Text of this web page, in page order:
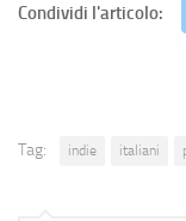
Condividi l'articolo:
Tag: indie italiani